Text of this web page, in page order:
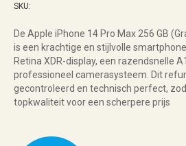
SKU:
De Apple iPhone 14 Pro Max 256 GB
is een krachtige en stijlvolle
Retina XDR-display, een razendsnelle
professioneel camerasysteem. Dit
gecontroleerd en technisch perfect,
topkwaliteit voor een scherpere prijs